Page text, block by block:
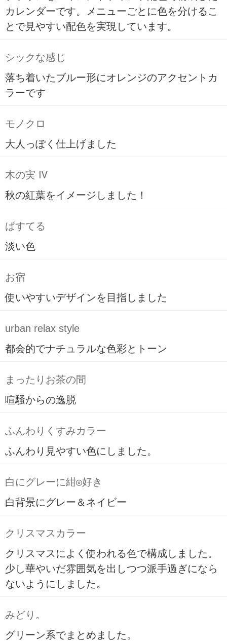
カレンダーです。メニューごとに色を分けるこ
とで見やすい配色を実現しています。
シックな感じ
落ち着いたブルー形にオレンジのアクセントカ
ラーです
モノクロ
大人っぽく仕上げました
木の実 Ⅳ
秋の紅葉をイメージしました！
ぱすてる
淡い色
お宿
使いやすいデザインを目指しました
urban relax style
都会的でナチュラルな色彩とトーン
まったりお茶の間
喧騒からの逸脱
ふんわりくすみカラー
ふんわり見やすい色にしました。
白にグレーに紺◎好き
白背景にグレー＆ネイビー
クリスマスカラー
クリスマスによく使われる色で構成しました。
少し華やいだ雰囲気を出しつつ派手過ぎになら
ないようにしました。
みどり。
グリーン系でまとめました。